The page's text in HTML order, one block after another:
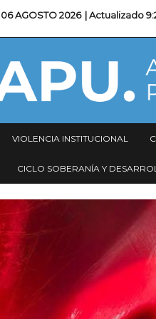
06 AGOSTO 2026 | Actualizado
VIOLENCIA INSTITUCIONAL
CICLO SOBERANÍA Y